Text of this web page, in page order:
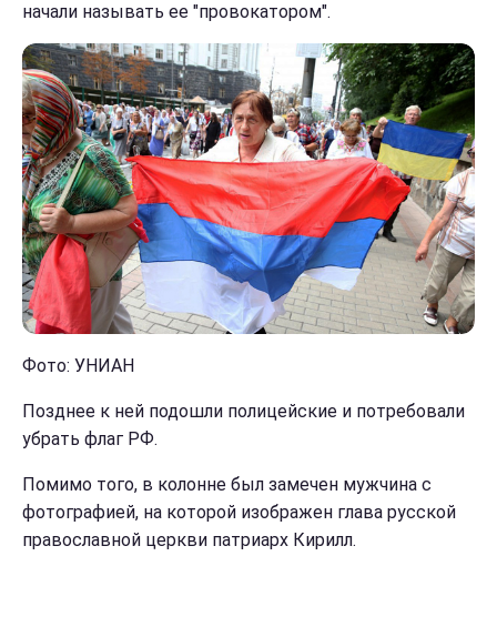
начали называть ее "провокатором".
Фото: УНИАН
Позднее к ней подошли полицейские и потребовали
убрать флаг РФ.
Помимо того, в колонне был замечен мужчина с
фотографией, на которой изображен глава русской
православной церкви патриарх Кирилл.